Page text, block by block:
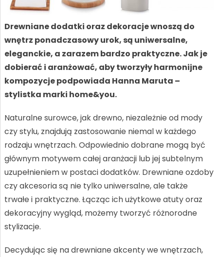
Drewniane dodatki oraz dekoracje wnoszą do
wnętrz ponadczasowy urok, są uniwersalne,
eleganckie, a zarazem bardzo praktyczne. Jak je
dobierać i aranżować, aby tworzyły harmonijne
kompozycje podpowiada Hanna Maruta –
stylistka marki home&you.
Naturalne surowce, jak drewno, niezależnie od mody
czy stylu, znajdują zastosowanie niemal w każdego
rodzaju wnętrzach. Odpowiednio dobrane mogą być
głównym motywem całej aranżacji lub jej subtelnym
uzupełnieniem w postaci dodatków. Drewniane ozdoby
czy akcesoria są nie tylko uniwersalne, ale także
trwałe i praktyczne. Łącząc ich użytkowe atuty oraz
dekoracyjny wygląd, możemy tworzyć różnorodne
stylizacje.
Decydując się na drewniane akcenty we wnętrzach,